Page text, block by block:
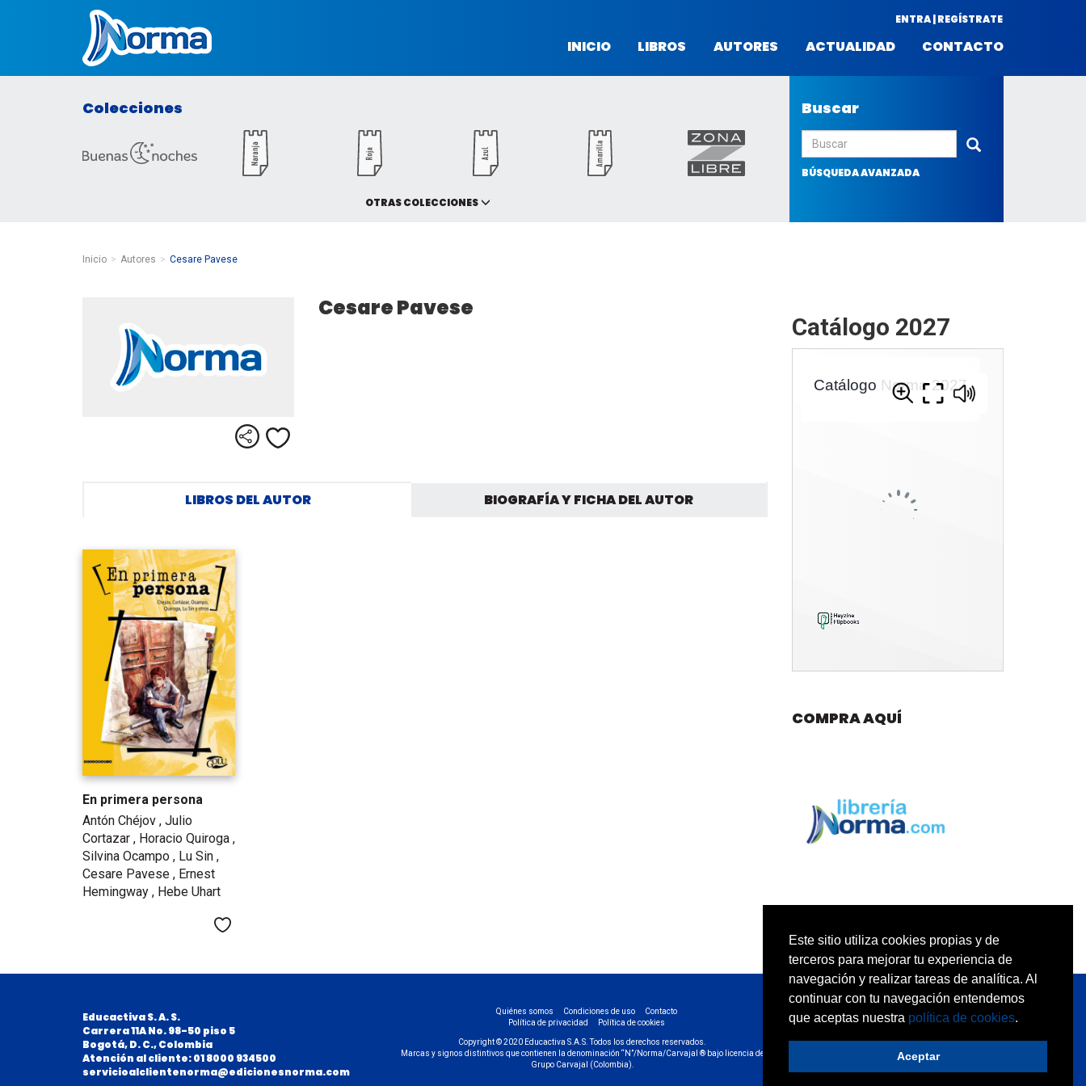
Este sitio utiliza cookies propias y de
terceros para mejorar tu experiencia de
navegación y realizar tareas de analítica. Al
continuar con tu navegación entendemos
que aceptas nuestra política de cookies.
Aceptar
ENTRA | REGÍSTRATE
INICIO LIBROS AUTORES ACTUALIDAD CONTACTO
Colecciones
OTRAS COLECCIONES
Buscar
BÚSQUEDA AVANZADA
Inicio Autores Cesare Pavese
Compartir
Cesare Pavese
LIBROS DEL AUTOR BIOGRAFÍA Y FICHA DEL AUTOR
En primera persona
Antón Chéjov , Julio
Cortazar , Horacio Quiroga ,
Silvina Ocampo , Lu Sin ,
Cesare Pavese , Ernest
Hemingway , Hebe Uhart
Catálogo 2027
COMPRA AQUÍ
Educactiva S. A. S.
Carrera 11A No. 98-50 piso 5
Bogotá, D. C., Colombia
Atención al cliente: 01 8000 934500
servicioalclientenorma@edicionesnorma.com
Quiénes somos Condiciones de uso
Contacto
Política de privacidad
Política de cookies
Copyright © 2020 Educactiva S.A.S. Todos los derechos reservados.
Marcas y signos distintivos que contienen la denominación “N”/Norma/Carvajal ® bajo licencia de
Grupo Carvajal (Colombia).
Desarrollo web: